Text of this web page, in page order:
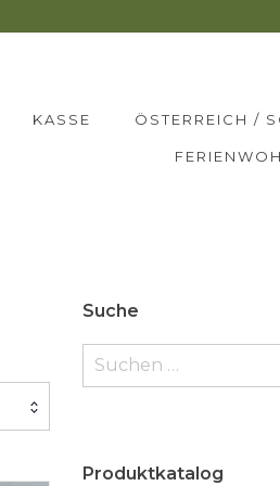
KASSE ÖSTERREICH /
Suche
Suchen
nach:
Produktkatalog